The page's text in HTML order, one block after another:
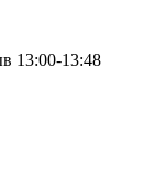
13:00-13:48